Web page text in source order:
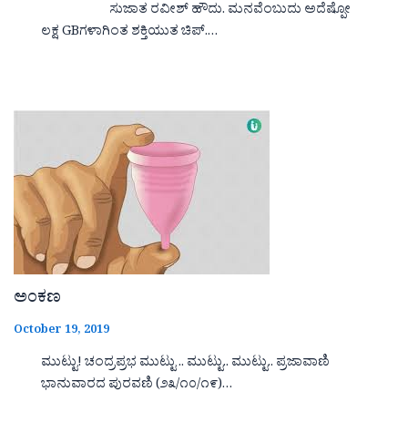
ಸುಜಾತ ರವೀಶ್ ಹೌದು. ಮನವೆಂಬುದು ಅದೆಷ್ಪೋ
ಲಕ್ಷ GBಗಳಾಗಿಂತ ಶಕ್ತಿಯುತ ಚಿಪ್.…
ಅಂಕಣ
October 19, 2019
ಮುಟ್ಟು! ಚಂದ್ರಪ್ರಭ ಮುಟ್ಟು .. ಮುಟ್ಟು.. ಮುಟ್ಟು.. ಪ್ರಜಾವಾಣಿ
ಭಾನುವಾರದ ಪುರವಣಿ (೨೩/೧೦/೧೯)…